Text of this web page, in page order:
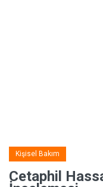
Kişisel Bakım
Cetaphil